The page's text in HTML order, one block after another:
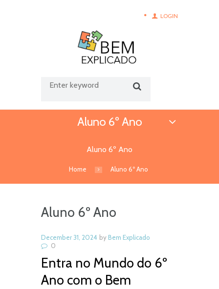
LOGIN
Aluno 6º Ano
Aluno 6º Ano
Home Aluno 6º Ano
Aluno 6º Ano
December 31, 2024 byBem Explicado
0
Entra no Mundo do 6º
Ano com o Bem